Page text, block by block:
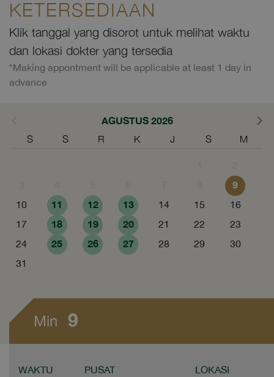
KETERSEDIAAN
Klik tanggal yang disorot untuk melihat waktu
dan lokasi dokter yang tersedia
*Making appontment will be applicable at least 1 day in
advance
AGUSTUS 2026
S S R K J S M
9
10 11 12 13 14 15
16
17
18 19 20 21 22
23
24
25 26 27 28 29
30
31
Min 9
WAKTU PUSAT
LOKASI